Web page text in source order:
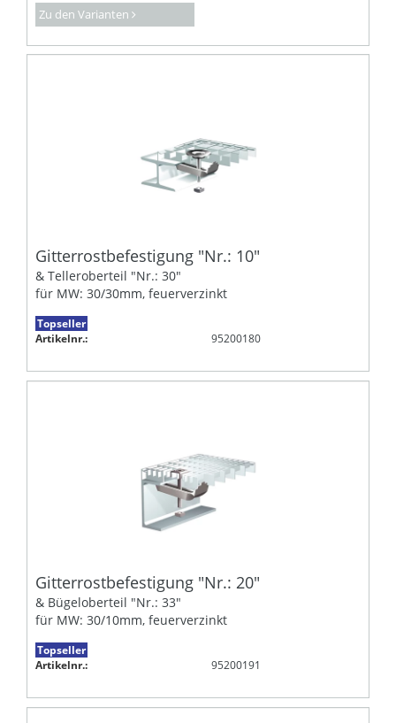
Zu den Varianten
Gitterrostbefestigung "Nr.: 10"
& Telleroberteil "Nr.: 30"
für MW: 30/30mm, feuerverzinkt
Topseller
Artikelnr.:
95200180
Gitterrostbefestigung "Nr.: 20"
& Bügeloberteil "Nr.: 33"
für MW: 30/10mm, feuerverzinkt
Topseller
Artikelnr.:
95200191